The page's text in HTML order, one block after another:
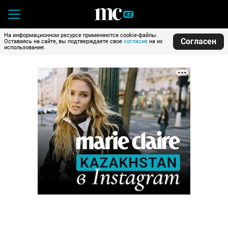
На информационном ресурсе применяются cookie-файлы.
Оставаясь на сайте, вы подтверждаете свое согласие на их
использование.
Согласен